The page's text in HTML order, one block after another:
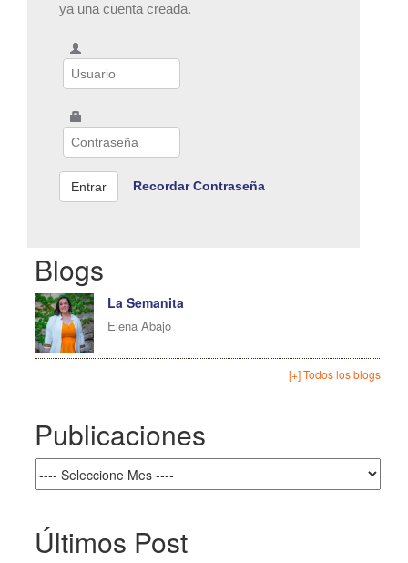
ya una cuenta creada.
Recordar Contraseña
Blogs
La Semanita
Elena Abajo
[+] Todos los blogs
Publicaciones
Últimos Post